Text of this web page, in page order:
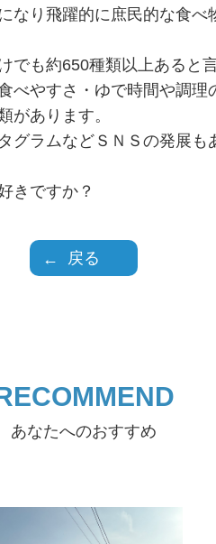
なり飛躍的に庶民的な食べ
でも約650種類以上あると
べやすさ・ゆで時間や調理
があります。
グラムなどＳＮＳの発展も
きですか？
戻る
あなたへのおすすめ